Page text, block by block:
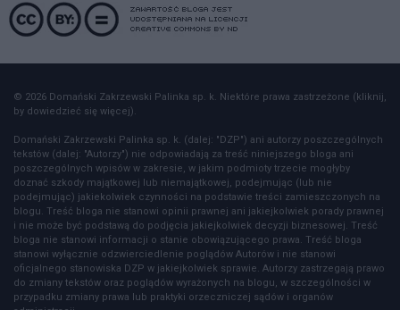
© 2026 Domański Zakrzewski Palinka sp. k. Niektóre prawa zastrzeżone (kliknij,
by dowiedzieć się więcej).
Domański Zakrzewski Palinka sp. k. (dalej: "DZP") ani autorzy poszczególnych
tekstów (dalej: "Autorzy") nie odpowiadają za treść niniejszego bloga ani
poszczególnych wpisów w zakresie, w jakim podmioty trzecie mogłyby
doznać szkody majątkowej lub niemajątkowej, podejmując (lub nie
podejmując) jakiekolwiek czynności na podstawie treści zamieszczonych na
blogu. Treść bloga nie stanowi opinii prawnej ani jakiejkolwiek porady prawnej
i nie może być podstawą do podjęcia jakiejkolwiek decyzji biznesowej. Treść
bloga nie stanowi informacji o stanie obowiązującego prawa. Treść bloga
stanowi wyłącznie odzwierciedlenie poglądów Autorów i nie stanowi
oficjalnego stanowiska DZP w jakiejkolwiek sprawie. Autorzy zastrzegają prawo
do zmiany tekstów oraz poglądów wyrażonych na blogu, w szczególności w
przypadku zmiany prawa lub praktyki orzeczniczej sądów i organów